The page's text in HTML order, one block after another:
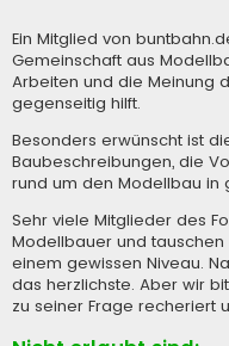
Ein Mitglied von
Gemeinschaft aus
Arbeiten und die Meinung
gegenseitig hilft.
Besonders erwünscht ist
Baubeschreibungen, die
rund um den Modellbau in
Sehr viele Mitglieder des
Modellbauer und
einem gewissen Niveau.
das herzlichste. Aber wir
zu seiner Frage recheriert